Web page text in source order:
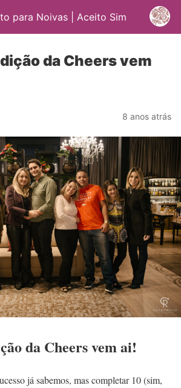
para Noivas | Aceito Sim
da Cheers vem
8 anos atrás
da Cheers vem ai!
já sabemos, mas completar 10 (sim,